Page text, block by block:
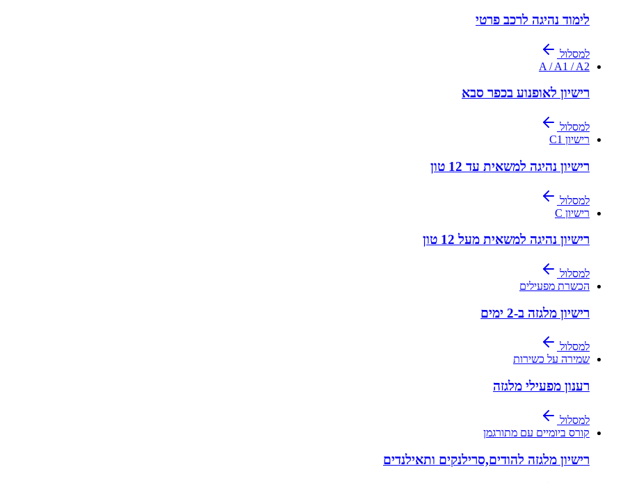
לימוד נהיגה לרכב פרטי
למסלול
A / A1 / A2
רישיון לאופנוע בכפר סבא
למסלול
רישיון C1
רישיון נהיגה למשאית עד 12 טון
למסלול
רישיון C
רישיון נהיגה למשאית מעל 12 טון
למסלול
הכשרת מפעילים
רישיון מלגזה ב-2 ימים
למסלול
שמירה על כשירות
רענון מפעילי מלגזה
למסלול
קורס ביומיים עם מתורגמן
רישיון מלגזה להודים,סרילנקים ותאילנדים